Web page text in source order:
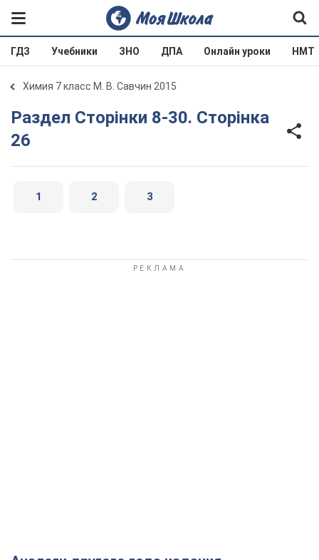
ГДЗ Учебники ЗНО ДПА Онлайн уроки НМТ
Химия 7 класс М. В. Савчин 2015
Раздел Сторінки 8-30. Сторінка
26
1 2 3